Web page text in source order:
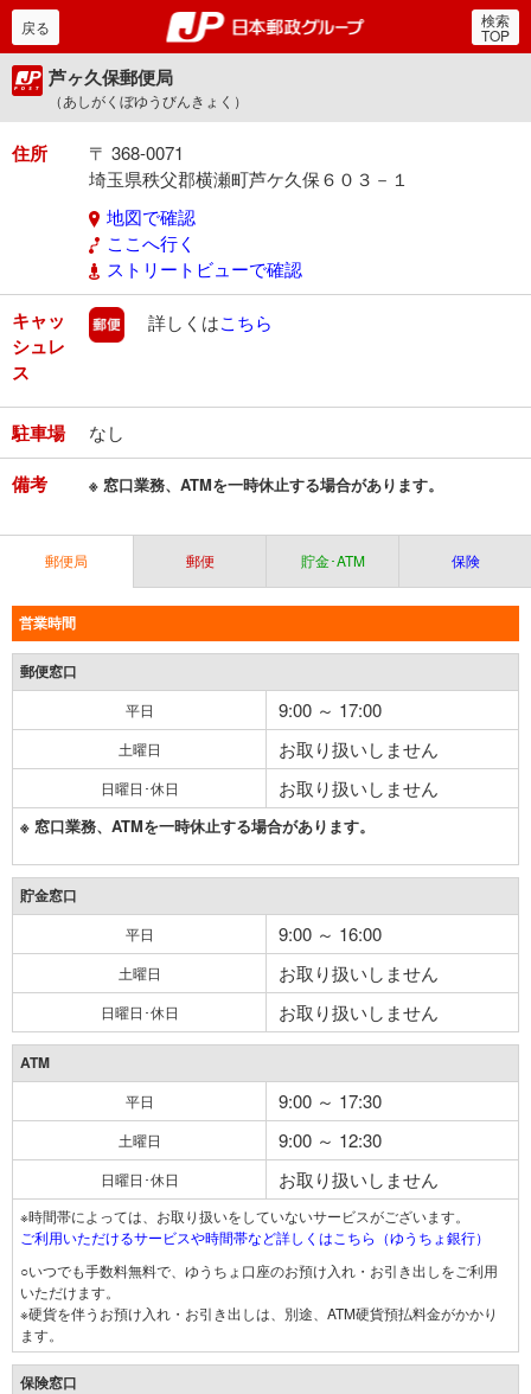
郵便局・日本郵政グルー
戻る 検索
TOP
芦ヶ久保郵便局
（あしがくぼゆうびんきょく）
住所
〒 368-0071
埼玉県秩父郡横瀬町芦ケ久保６０３－１
地図で確認
ここへ行く
ストリートビューで確認
キャッ
シュレ
ス
郵便
詳しくはこちら
駐車場 なし
備考 ※ 窓口業務、ATMを一時休止する場合があります。
郵便局 郵便 貯金･ATM 保険
営業時間
郵便窓口
平日 9:00 ～ 17:00
土曜日 お取り扱いしません
日曜日･休日 お取り扱いしません
※ 窓口業務、ATMを一時休止する場合があります。
貯金窓口
平日 9:00 ～ 16:00
土曜日 お取り扱いしません
日曜日･休日 お取り扱いしません
ATM
平日 9:00 ～ 17:30
土曜日 9:00 ～ 12:30
日曜日･休日 お取り扱いしません
※時間帯によっては、お取り扱いをしていないサービスがございます。
ご利用いただけるサービスや時間帯など詳しくはこちら（ゆうちょ銀行）
○いつでも手数料無料で、ゆうちょ口座のお預け入れ・お引き出しをご利用
いただけます。
※硬貨を伴うお預け入れ・お引き出しは、別途、ATM硬貨預払料金がかかり
ます。
保険窓口